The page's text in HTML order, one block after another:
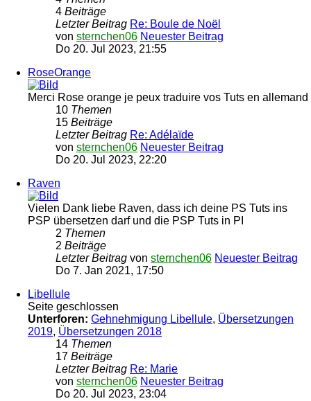
4 Beiträge
Letzter Beitrag Re: Boule de Noël
von sternchen06 Neuester Beitrag
Do 20. Jul 2023, 21:55
RoseOrange
Merci Rose orange je peux traduire vos Tuts en allemand
10 Themen
15 Beiträge
Letzter Beitrag Re: Adélaïde
von sternchen06 Neuester Beitrag
Do 20. Jul 2023, 22:20
Raven
Vielen Dank liebe Raven, dass ich deine PS Tuts ins
PSP übersetzen darf und die PSP Tuts in PI
2 Themen
2 Beiträge
Letzter Beitrag von sternchen06 Neuester Beitrag
Do 7. Jan 2021, 17:50
Libellule
Seite geschlossen
Unterforen: Gehnehmigung Libellule, Übersetzungen
2019, Übersetzungen 2018
14 Themen
17 Beiträge
Letzter Beitrag Re: Marie
von sternchen06 Neuester Beitrag
Do 20. Jul 2023, 23:04